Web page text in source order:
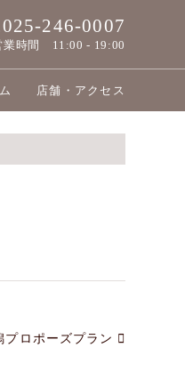
246-0007
業時間 11:00 - 19:00
店舗・アクセス
プロポーズプラン